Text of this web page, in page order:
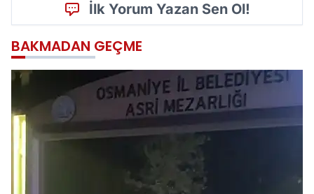
İlk Yorum Yazan Sen Ol!
BAKMADAN GEÇME